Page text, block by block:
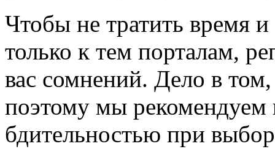
Чтобы не тратить время
только к тем порталам,
вас сомнений. Дело в
поэтому мы рекомендуем
бдительностью при